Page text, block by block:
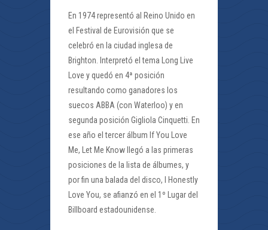
En 1974 representó al Reino Unido en
el Festival de Eurovisión que se
celebró en la ciudad inglesa de
Brighton. Interpretó el tema Long Live
Love y quedó en 4ª posición
resultando como ganadores los
suecos ABBA (con Waterloo) y en
segunda posición Gigliola Cinquetti. En
ese año el tercer álbum If You Love
Me, Let Me Know llegó a las primeras
posiciones de la lista de álbumes, y
por fin una balada del disco, I Honestly
Love You, se afianzó en el 1º Lugar del
Billboard estadounidense.